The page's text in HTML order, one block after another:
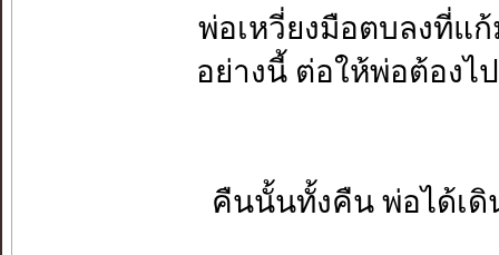
พ่อเหวี่ยงมือตบลงที่แ
อย่างนี้ ต่อให้พ่อต้องไ
คืนนั้นทั้งคืน พ่อได้เดิ